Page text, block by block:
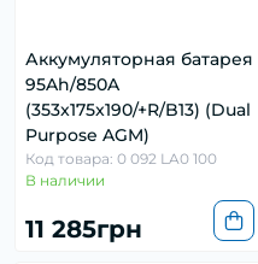
Аккумуляторная батарея
95Ah/850A
(353x175x190/+R/B13) (Dual
Purpose AGM)
Код товара: 0 092 LA0 100
В наличии
11 285грн